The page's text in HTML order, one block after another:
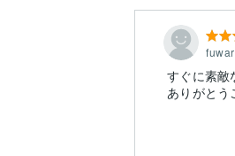
すぐに素敵
ありがとう